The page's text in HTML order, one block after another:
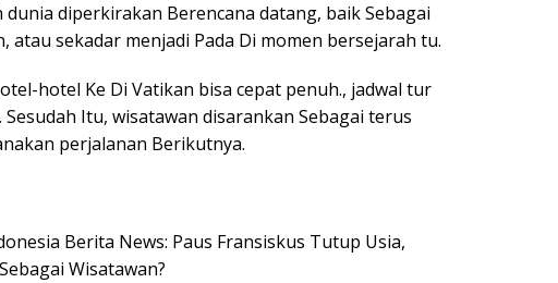
diperkirakan Berencana datang, baik Sebagai
atau sekadar menjadi Pada Di momen bersejarah tu.
hotel Ke Di Vatikan bisa cepat penuh., jadwal tur
Itu, wisatawan disarankan Sebagai terus
perjalanan Berikutnya.
Berita News: Paus Fransiskus Tutup Usia,
Wisatawan?